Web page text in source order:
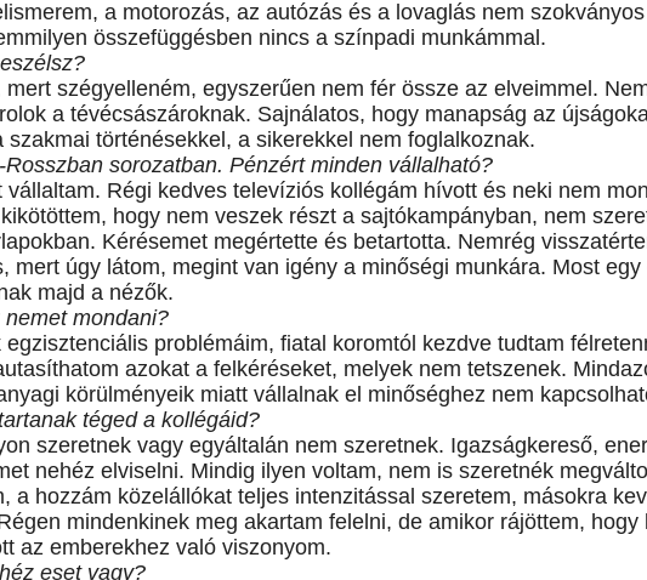
a motorozás, az autózás és a lovaglás nem
összefüggésben nincs a színpadi munkámmal.
szégyelleném, egyszerűen nem fér össze az elveimmel.
a tévécsászároknak. Sajnálatos, hogy manapság az
szakmai történésekkel, a sikerekkel nem foglalkoznak.
sorozatban. Pénzért minden vállalható?
vállaltam. Régi kedves televíziós kollégám hívott és neki nem
hogy nem veszek részt a sajtókampányban, nem
Kérésemet megértette és betartotta. Nemrég
mert úgy látom, megint van igény a minőségi munkára. Most egy
majd a nézők.
mondani?
problémáim, fiatal koromtól kezdve tudtam
azokat a felkéréseket, melyek nem tetszenek.
körülményeik miatt vállalnak el minőséghez nem
téged a kollégáid?
szeretnek vagy egyáltalán nem szeretnek. Igazságkereső,
nehéz elviselni. Mindig ilyen voltam, nem is szeretnék
a hozzám közelállókat teljes intenzitással szeretem, másokra
mindenkinek meg akartam felelni, de amikor rájöttem, hogy
az emberekhez való viszonyom.
eset vagy?